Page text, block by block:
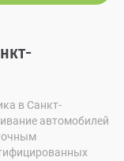
в Санкт-
автомобилей